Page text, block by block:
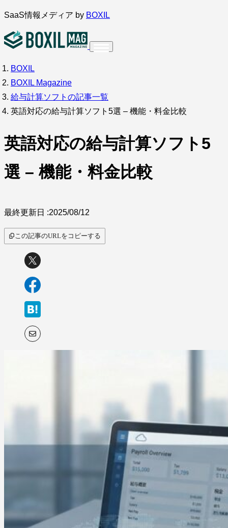
内
を
キ
ッ
プ
SaaS情報メディア by BOXIL
インタビュー
調査・アンケート
BOXIL
BOXIL Magazine
給与計算ソフトの記事一覧
英語対応の給与計算ソフト5選 – 機能・料金比較
英語対応の給与計算ソフト5
選 – 機能・料金比較
最終更新日 :2025/08/12
この記事のURLをコピーする